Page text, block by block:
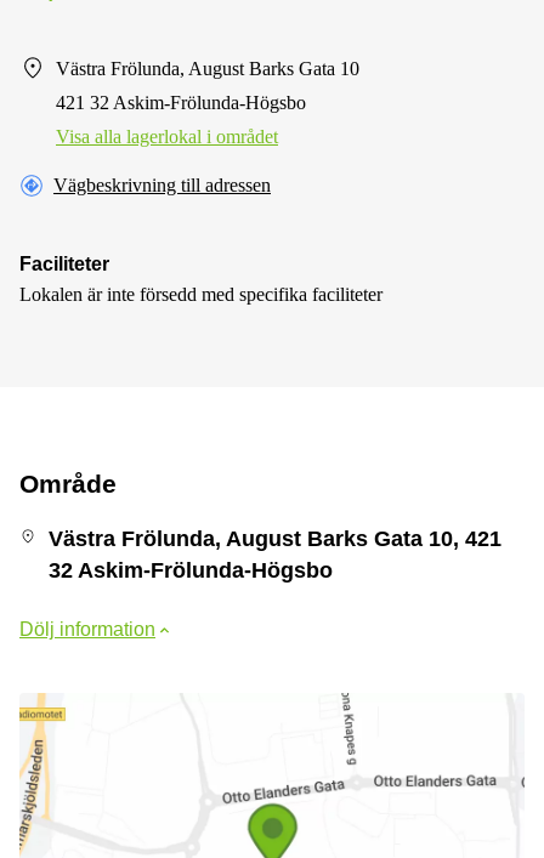
Västra Frölunda, August Barks Gata 10
421 32 Askim-Frölunda-Högsbo
Visa alla lagerlokal i området
Vägbeskrivning till adressen
Faciliteter
Lokalen är inte försedd med specifika faciliteter
Område
Västra Frölunda, August Barks Gata 10, 421
32 Askim-Frölunda-Högsbo
Dölj information